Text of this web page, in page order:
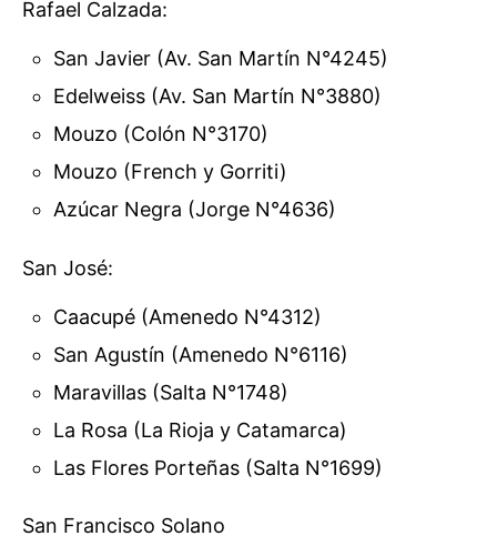
Rafael Calzada:
San Javier (Av. San Martín N°4245)
Edelweiss (Av. San Martín N°3880)
Mouzo (Colón N°3170)
Mouzo (French y Gorriti)
Azúcar Negra (Jorge N°4636)
San José:
Caacupé (Amenedo N°4312)
San Agustín (Amenedo N°6116)
Maravillas (Salta N°1748)
La Rosa (La Rioja y Catamarca)
Las Flores Porteñas (Salta N°1699)
San Francisco Solano